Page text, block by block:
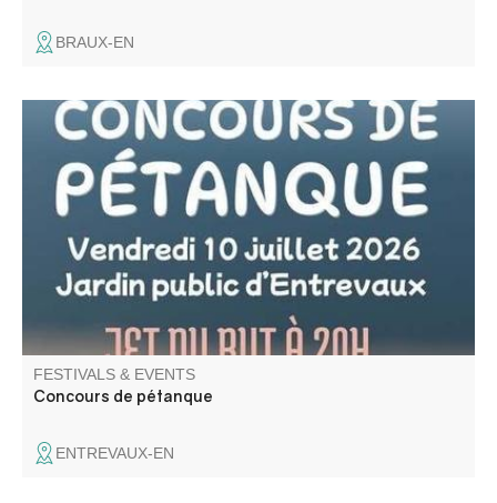
BRAUX-EN
Concours de pétanque en doublette constituée au jardin
public d'Entrevaux. Jet du but à 20h. Inscription à partir
de 19h.
FESTIVALS & EVENTS
Concours de pétanque
ENTREVAUX-EN